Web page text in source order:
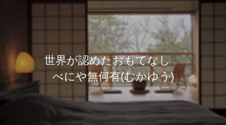
世界が認めたおもてなし
べにや無何有(むかゆう)